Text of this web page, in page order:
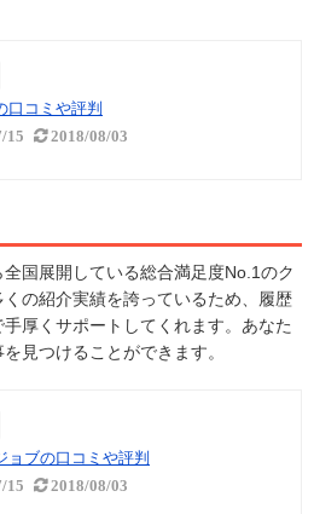
口コミや評判
15 2018/08/03
国展開している総合満足度No.1のク
の紹介実績を誇っているため、履歴
厚くサポートしてくれます。あなた
見つけることができます。
ョブの口コミや評判
15 2018/08/03